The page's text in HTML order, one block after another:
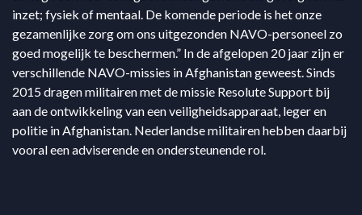
inzet; fysiek of mentaal. De komende periode is het onze
gezamenlijke zorg om ons uitgezonden NAVO-personeel zo
goed mogelijk te beschermen.” In de afgelopen 20 jaar zijn er
verschillende NAVO-missies in Afghanistan geweest. Sinds
2015 dragen militairen met de missie Resolute Support bij
aan de ontwikkeling van een veiligheidsapparaat, leger en
politie in Afghanistan. Nederlandse militairen hebben daarbij
vooral een adviserende en ondersteunende rol.